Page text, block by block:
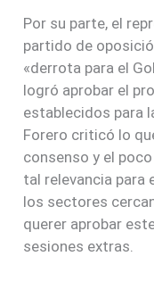
Por su parte, el
partido de
«derrota para el
logró aprobar el
establecidos para
Forero criticó lo
consenso y el
tal relevancia para
los sectores
querer aprobar
sesiones extras.